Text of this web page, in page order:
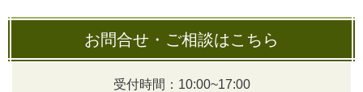
お問合せ・ご相談はこちら
受付時間：10:00~17:00